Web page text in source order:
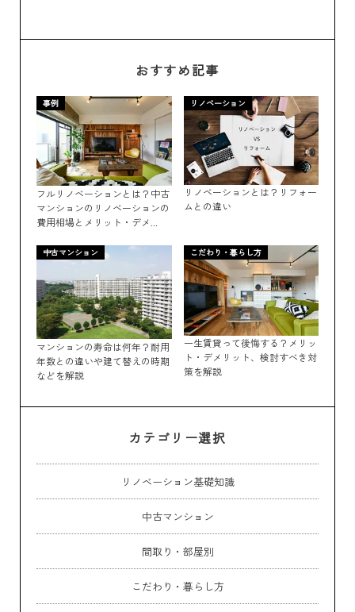
おすすめ記事
事例
フルリノベーションとは？中古
マンションのリノベーションの
費用相場とメリット・デメ...
リノベーション
リノベーションとは？リフォー
ムとの違い
中古マンション
マンションの寿命は何年？耐用
年数との違いや建て替えの時期
などを解説
こだわり・暮らし方
一生賃貸って後悔する？メリッ
ト・デメリット、検討すべき対
策を解説
カテゴリー選択
リノベーション基礎知識
中古マンション
間取り・部屋別
こだわり・暮らし方